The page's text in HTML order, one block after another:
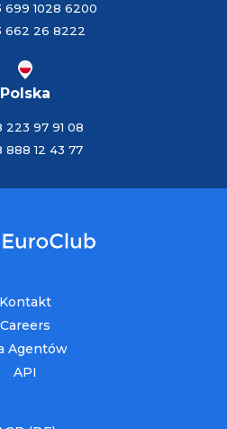
699 1028 6200
662 26 8222
Polska
223 97 91 08
888 12 43 77
Kontakt
Careers
Agentów
API